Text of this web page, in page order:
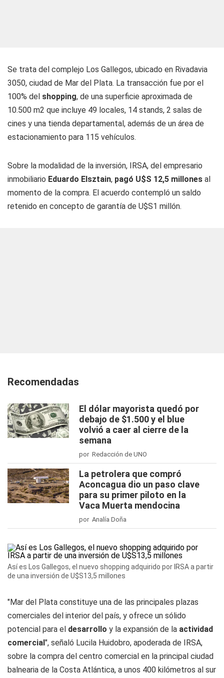
Se trata del complejo Los Gallegos, ubicado en Rivadavia
3050, ciudad de Mar del Plata. La transacción fue por el
100% del shopping, de una superficie aproximada de
10.500 m2 que incluye 49 locales, 14 stands, 2 salas de
cines y una tienda departamental, además de un área de
estacionamiento para 115 vehículos.
Sobre la modalidad de la inversión, IRSA, del empresario
inmobiliario Eduardo Elsztain, pagó U$S 12,5 millones al
momento de la compra. El acuerdo contempló un saldo
retenido en concepto de garantía de U$S1 millón.
Recomendadas
El dólar mayorista quedó por
debajo de $1.500 y el blue
volvió a caer al cierre de la
semana
por Redacción de UNO
La petrolera que compró
Aconcagua dio un paso clave
para su primer piloto en la
Vaca Muerta mendocina
por Analía Doña
Así es Los Gallegos, el nuevo shopping adquirido por IRSA a partir
de una inversión de U$S13,5 millones
"Mar del Plata constituye una de las principales plazas
comerciales del interior del país, y ofrece un sólido
potencial para el desarrollo y la expansión de la actividad
comercial", señaló Lucila Huidobro, apoderada de IRSA,
sobre la compra del centro comercial en la principal ciudad
balnearia de la Costa Atlántica, a unos 400 kilómetros al sur